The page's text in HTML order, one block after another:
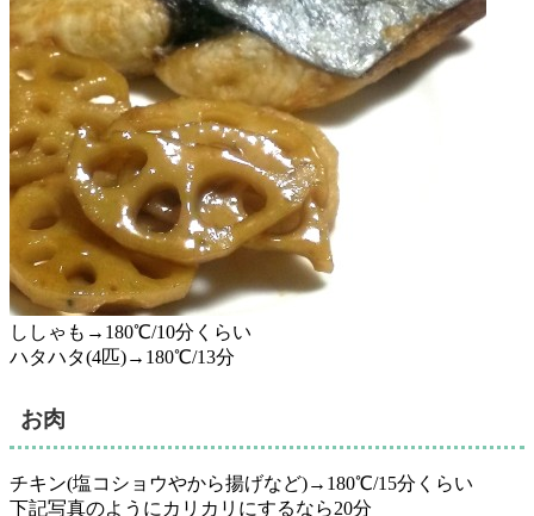
ししゃも→180℃/10分くらい
ハタハタ(4匹)→180℃/13分
お肉
チキン(塩コショウやから揚げなど)→180℃/15分くらい
下記写真のようにカリカリにするなら20分